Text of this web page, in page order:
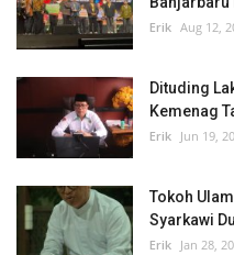
Erik Aug 12,
Dituding
Kemenag
Erik Jun 19,
Tokoh
Syarkawi
Erik Jan 28,